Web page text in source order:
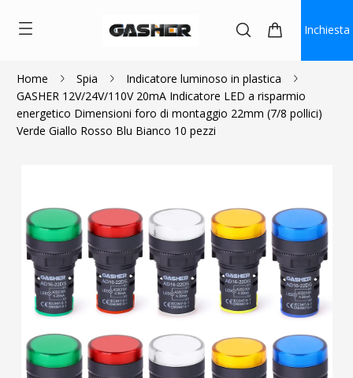
Inchiesta
Home Spia
Indicatore luminoso in plastica
GASHER 12V/24V/110V 20mA Indicatore LED a risparmio
energetico Dimensioni foro di montaggio 22mm (7/8 pollici)
Verde Giallo Rosso Blu Bianco 10 pezzi
$12.14